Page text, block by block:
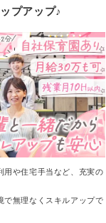
プアップ♪
用や住宅手当など、充実の
で無理なくスキルアップで